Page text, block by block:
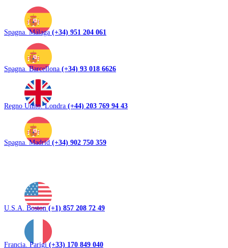
Spagna. Málaga (+34) 951 204 061
Spagna. Barcellona (+34) 93 018 6626
Regno Unito. Londra (+44) 203 769 94 43
Spagna. Madrid (+34) 902 750 359
U.S.A. Boston(+1) 857 208 72 49
Francia. Parigi(+33) 170 849 040